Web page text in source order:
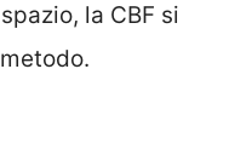
la CBF si